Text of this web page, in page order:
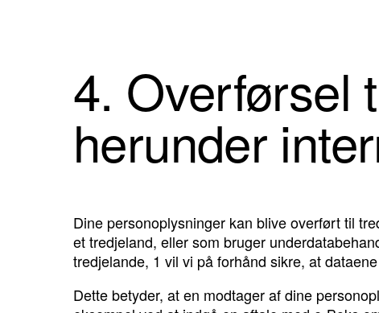
4. Overførsel
herunder
Dine personoplysninger kan blive overført til
et tredjeland, eller som bruger
tredjelande, 1 vil vi på forhånd sikre, at
Dette betyder, at en modtager af dine